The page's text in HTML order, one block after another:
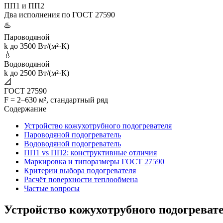
ПП1 и ПП2
Два исполнения по ГОСТ 27590
♨️
Пароводяной
k до 3500 Вт/(м²·К)
💧
Водоводяной
k до 2500 Вт/(м²·К)
📐
ГОСТ 27590
F = 2–630 м², стандартный ряд
Содержание
Устройство кожухотрубного подогревателя
Пароводяной подогреватель
Водоводяной подогреватель
ПП1 vs ПП2: конструктивные отличия
Маркировка и типоразмеры ГОСТ 27590
Критерии выбора подогревателя
Расчёт поверхности теплообмена
Частые вопросы
Устройство кожухотрубного